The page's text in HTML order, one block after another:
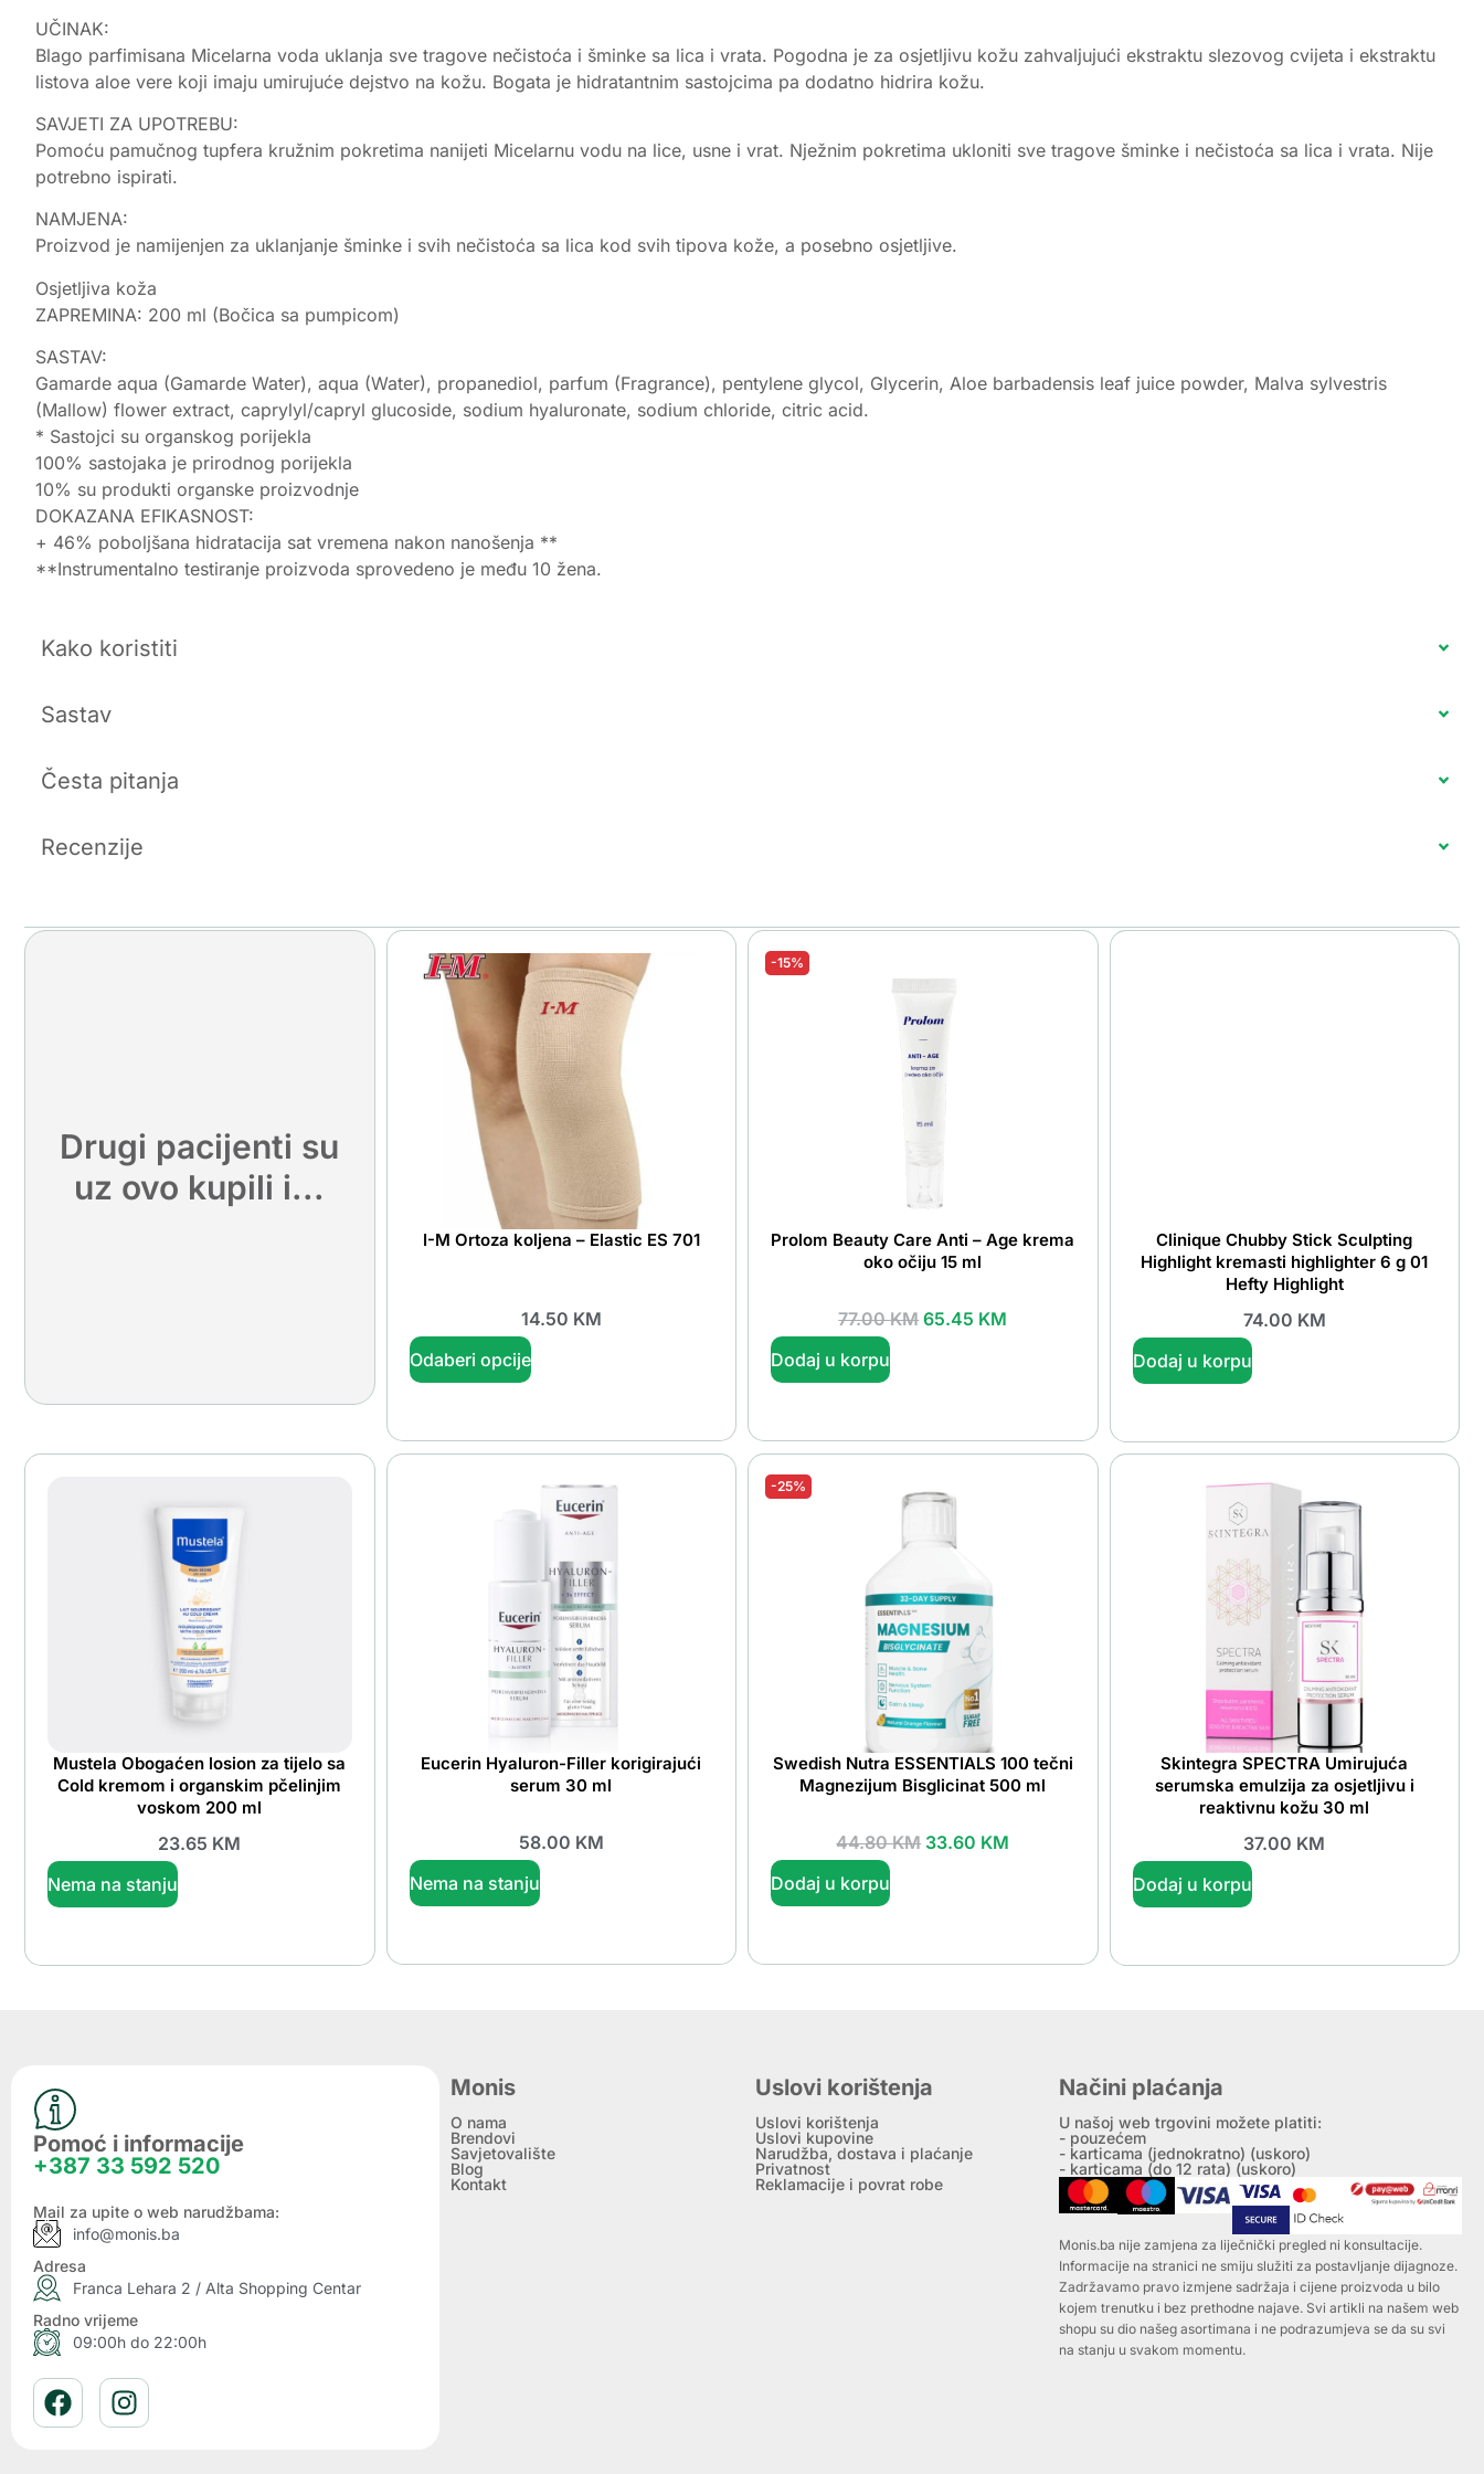
UČINAK:
Blago parfimisana Micelarna voda uklanja sve tragove nečistoća i šminke sa lica i vrata. Pogodna je za osjetljivu kožu zahvaljujući ekstraktu slezovog cvijeta i ekstraktu
listova aloe vere koji imaju umirujuće dejstvo na kožu. Bogata je hidratantnim sastojcima pa dodatno hidrira kožu.
SAVJETI ZA UPOTREBU:
Pomoću pamučnog tupfera kružnim pokretima nanijeti Micelarnu vodu na lice, usne i vrat. Nježnim pokretima ukloniti sve tragove šminke i nečistoća sa lica i vrata. Nije
potrebno ispirati.
NAMJENA:
Proizvod je namijenjen za uklanjanje šminke i svih nečistoća sa lica kod svih tipova kože, a posebno osjetljive.
Osjetljiva koža
ZAPREMINA: 200 ml (Bočica sa pumpicom)
SASTAV:
Gamarde aqua (Gamarde Water), aqua (Water), propanediol, parfum (Fragrance), pentylene glycol, Glycerin, Aloe barbadensis leaf juice powder, Malva sylvestris
(Mallow) flower extract, caprylyl/capryl glucoside, sodium hyaluronate, sodium chloride, citric acid.
* Sastojci su organskog porijekla
100% sastojaka je prirodnog porijekla
10% su produkti organske proizvodnje
DOKAZANA EFIKASNOST:
+ 46% poboljšana hidratacija sat vremena nakon nanošenja **
**Instrumentalno testiranje proizvoda sprovedeno je među 10 žena.
Kako koristiti
Sastav
Česta pitanja
Recenzije
Drugi pacijenti su
uz ovo kupili i...
I-M Ortoza koljena – Elastic ES 701
14.50 KM
Odaberi opcije
-15%
Prolom Beauty Care Anti – Age krema
oko očiju 15 ml
77.00KM 65.45 KM
Dodaj u korpu
Clinique Chubby Stick Sculpting
Highlight kremasti highlighter 6 g 01
Hefty Highlight
74.00 KM
Dodaj u korpu
Mustela Obogaćen losion za tijelo sa
Cold kremom i organskim pčelinjim
voskom 200 ml
23.65 KM
Nema na stanju
Eucerin Hyaluron-Filler korigirajući
serum 30 ml
58.00 KM
Nema na stanju
-25%
Swedish Nutra ESSENTIALS 100 tečni
Magnezijum Bisglicinat 500 ml
44.80KM 33.60 KM
Dodaj u korpu
Skintegra SPECTRA Umirujuća
serumska emulzija za osjetljivu i
reaktivnu kožu 30 ml
37.00 KM
Dodaj u korpu
Pomoć i informacije
+387 33 592 520
Mail za upite o web narudžbama:
info@monis.ba
Adresa
Franca Lehara 2 / Alta Shopping Centar
Radno vrijeme
09:00h do 22:00h
Monis
O nama
Brendovi
Savjetovalište
Blog
Kontakt
Uslovi korištenja
Uslovi korištenja
Uslovi kupovine
Narudžba, dostava i plaćanje
Privatnost
Reklamacije i povrat robe
Načini plaćanja
U našoj web trgovini možete platiti:
- pouzećem
- karticama (jednokratno) (uskoro)
- karticama (do 12 rata) (uskoro)
Monis.ba nije zamjena za liječnički pregled ni konsultacije.
Informacije na stranici ne smiju služiti za postavljanje dijagnoze.
Zadržavamo pravo izmjene sadržaja i cijene proizvoda u bilo
kojem trenutku i bez prethodne najave. Svi artikli na našem web
shopu su dio našeg asortimana i ne podrazumjeva se da su svi
na stanju u svakom momentu.